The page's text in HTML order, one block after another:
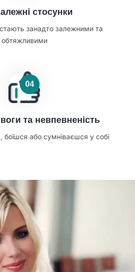
стосунки
занадто залежними та
обтяжливими
04
та невпевненість
або сумніваєшся у собі